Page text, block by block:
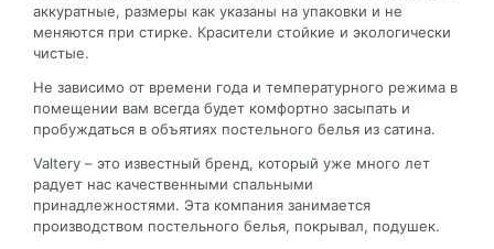
аккуратные, размеры как указаны на упаковки и не
меняются при стирке. Красители стойкие и экологически
чистые.
Не зависимо от времени года и температурного режима в
помещении вам всегда будет комфортно засыпать и
пробуждаться в объятиях постельного белья из сатина.
Valtery – это известный бренд, который уже много лет
радует нас качественными спальными
принадлежностями. Эта компания занимается
производством постельного белья, покрывал, подушек.